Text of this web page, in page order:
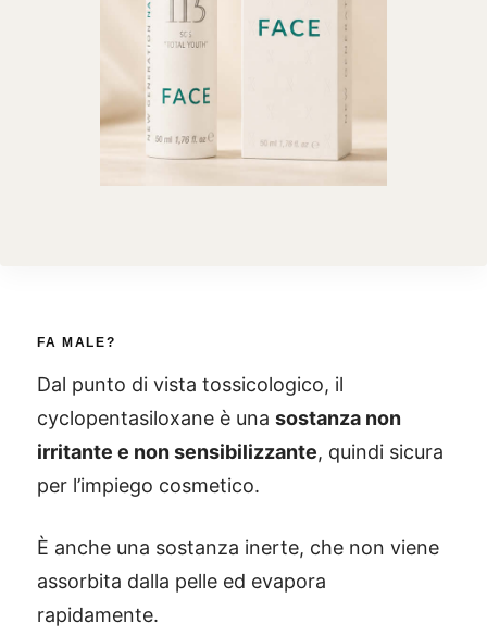
FA MALE?
Dal punto di vista tossicologico, il
cyclopentasiloxane è una sostanza non
irritante e non sensibilizzante, quindi sicura
per l’impiego cosmetico.
È anche una sostanza inerte, che non viene
assorbita dalla pelle ed evapora
rapidamente.